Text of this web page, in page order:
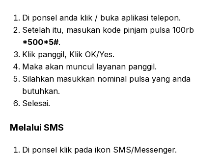
Di ponsel anda klik / buka aplikasi telepon.
Setelah itu, masukan kode pinjam pulsa 100rb
*500*5#.
Klik panggil, Klik OK/Yes.
Maka akan muncul layanan panggil.
Silahkan masukkan nominal pulsa yang anda
butuhkan.
Selesai.
Melalui SMS
Di ponsel klik pada ikon SMS/Messenger.